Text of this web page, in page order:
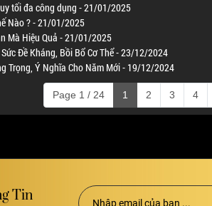
tối đa công dụng - 21/01/2025
Nào ? - 21/01/2025
Mà Hiệu Quả - 21/01/2025
Đề Kháng, Bồi Bổ Cơ Thể - 23/12/2024
Trọng, Ý Nghĩa Cho Năm Mới - 19/12/2024
Page 1 / 24 1 2 3 4
Tin